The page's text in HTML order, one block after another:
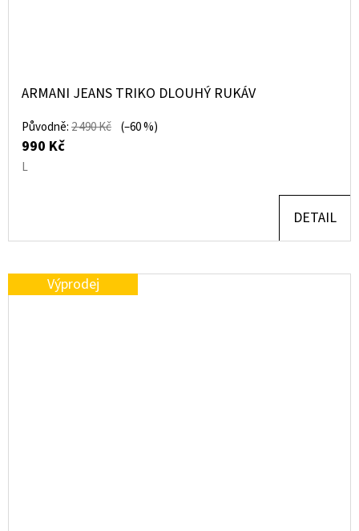
ARMANI JEANS TRIKO DLOUHÝ RUKÁV
Původně:2 490 Kč (–60 %)
990 Kč
L
DETAIL
Výprodej